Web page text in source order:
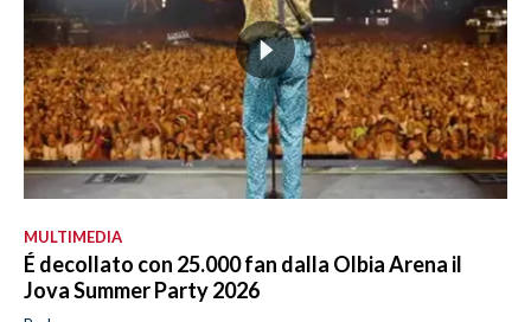
MULTIMEDIA
É decollato con 25.000 fan dalla Olbia Arena il
Jova Summer Party 2026